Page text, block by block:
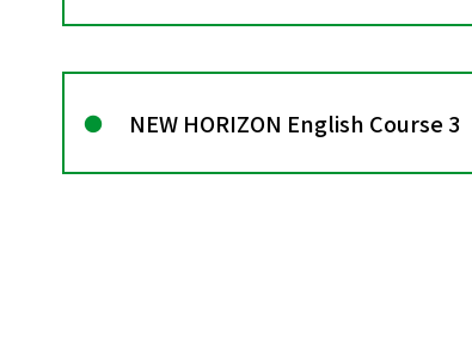
NEW HORIZON English Course 3